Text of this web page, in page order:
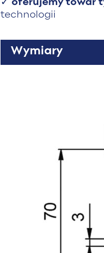
✓ oferujemy towar
technologii
Wymiary